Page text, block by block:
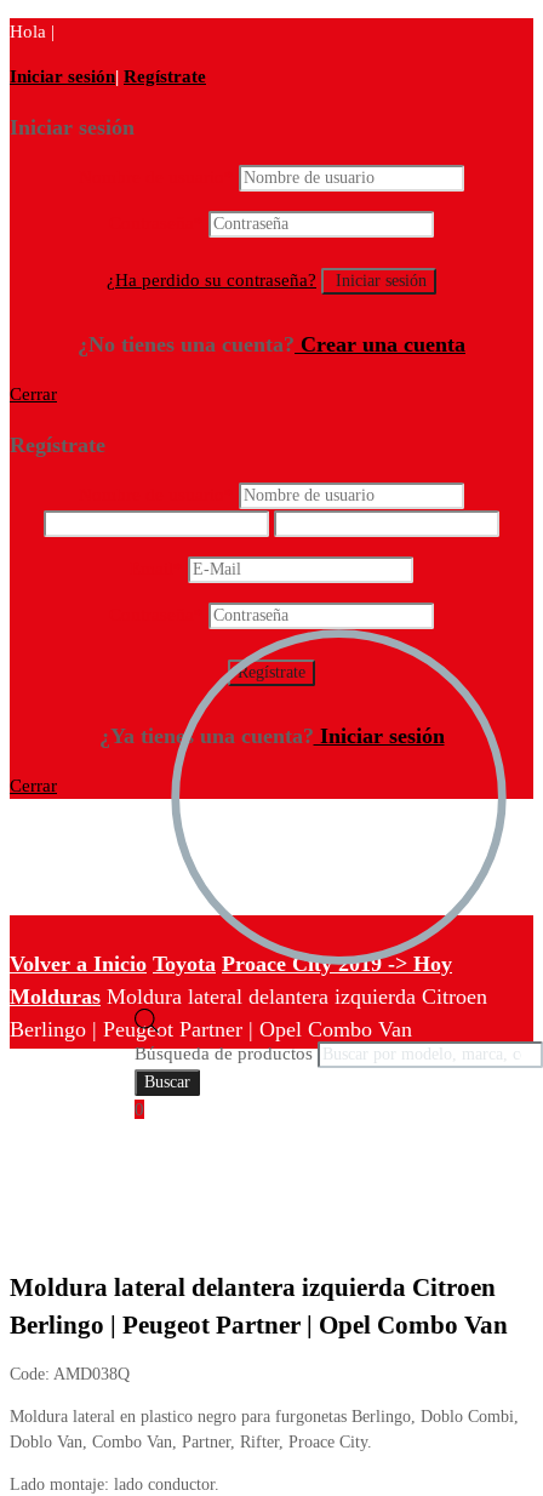
Hola |
Iniciar sesión| Regístrate
Iniciar sesión
¿Ha perdido su contraseña?
¿No tienes una cuenta? Crear una cuenta
Cerrar
Regístrate
¿Ya tienes una cuenta? Iniciar sesión
Cerrar
Búsqueda de productos
Buscar
0
Volver a Inicio Toyota Proace City 2019 -> Hoy
Molduras Moldura lateral delantera izquierda Citroen
Berlingo | Peugeot Partner | Opel Combo Van
Moldura lateral delantera izquierda Citroen
Berlingo | Peugeot Partner | Opel Combo Van
Code: AMD038Q
Moldura lateral en plastico negro para furgonetas Berlingo, Doblo Combi,
Doblo Van, Combo Van, Partner, Rifter, Proace City.
Lado montaje: lado conductor.